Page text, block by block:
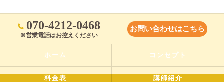
070-4212-0468
※営業電話はお控えください
お問い合わせはこちら
ホーム コンセプト
料金表 講師紹介